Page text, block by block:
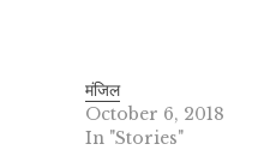
मंजिल
October 6, 2018
In "Stories"